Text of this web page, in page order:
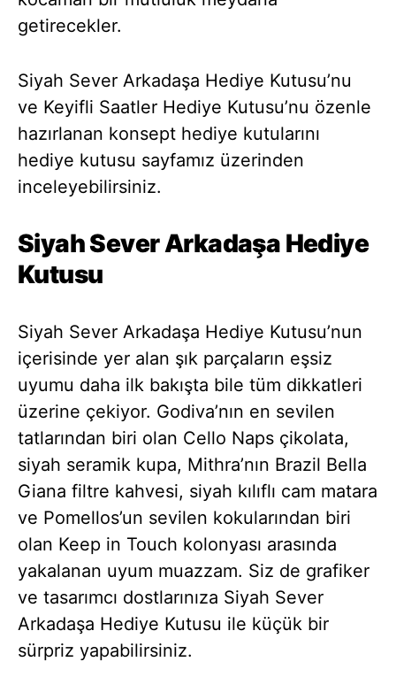
getirecekler.
Siyah Sever Arkadaşa Hediye Kutusu’nu
ve Keyifli Saatler Hediye Kutusu’nu özenle
hazırlanan konsept hediye kutularını
hediye kutusu sayfamız üzerinden
inceleyebilirsiniz.
Siyah Sever Arkadaşa Hediye
Kutusu
Siyah Sever Arkadaşa Hediye Kutusu’nun
içerisinde yer alan şık parçaların eşsiz
uyumu daha ilk bakışta bile tüm dikkatleri
üzerine çekiyor. Godiva’nın en sevilen
tatlarından biri olan Cello Naps çikolata,
siyah seramik kupa, Mithra’nın Brazil Bella
Giana filtre kahvesi, siyah kılıflı cam matara
ve Pomellos’un sevilen kokularından biri
olan Keep in Touch kolonyası arasında
yakalanan uyum muazzam. Siz de grafiker
ve tasarımcı dostlarınıza Siyah Sever
Arkadaşa Hediye Kutusu ile küçük bir
sürpriz yapabilirsiniz.